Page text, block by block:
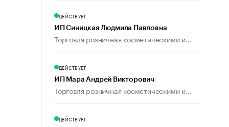
ДЕЙСТВУЕТ
ИП Синицкая Людмила Павловна
Торговля розничная косметическими и...
ДЕЙСТВУЕТ
ИП Мара Андрей Викторович
Торговля розничная косметическими и...
ДЕЙСТВУЕТ